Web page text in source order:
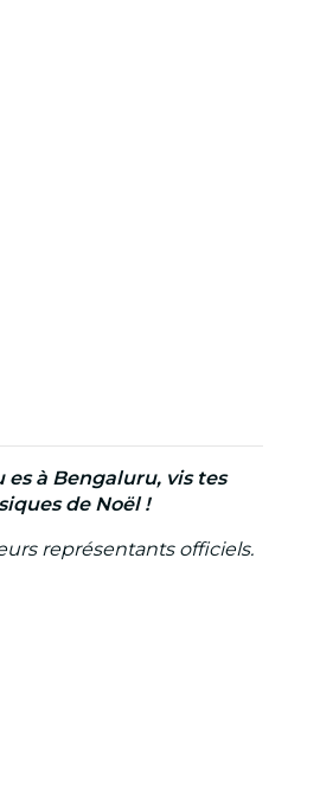
à Bengaluru, vis tes
de Noël !
représentants officiels.